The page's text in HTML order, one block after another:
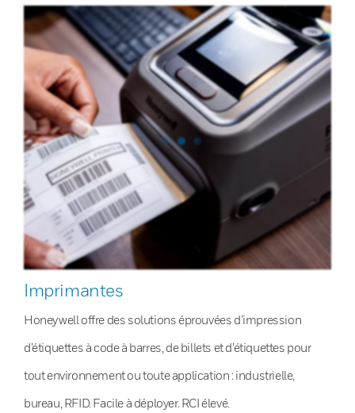
Imprimantes
Honeywell offre des solutions éprouvées d’impression
d’étiquettes à code à barres, de billets et d’étiquettes pour
tout environnement ou toute application : industrielle,
bureau, RFID. Facile à déployer. RCI élevé.